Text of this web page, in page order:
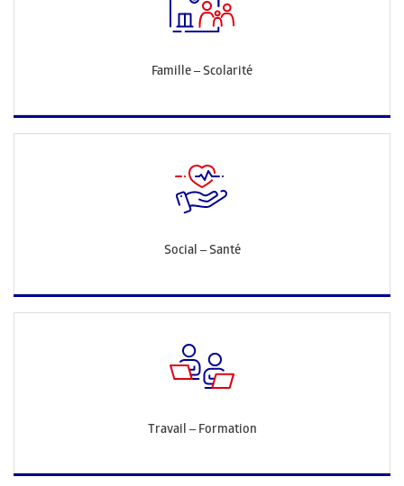
Famille – Scolarité
Social – Santé
Travail – Formation